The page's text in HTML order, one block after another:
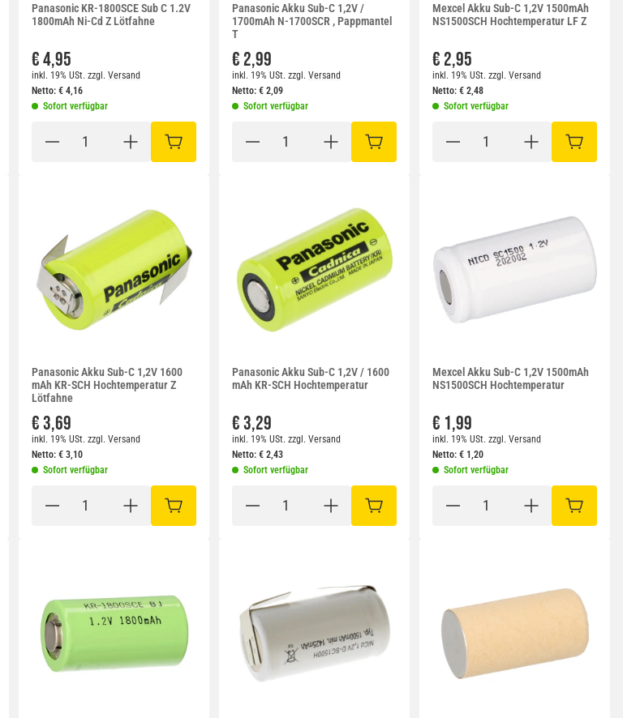
WARENKORB
Panasonic KR-1800SCE Sub C 1.2V
1800mAh Ni-Cd Z Lötfahne
€ 4,95
inkl. 19% USt. zzgl. Versand
Netto: € 4,16
Sofort verfügbar
IN DEN WARENKORB
Panasonic Akku Sub-C 1,2V /
1700mAh N-1700SCR , Pappmantel
T
€ 2,99
inkl. 19% USt. zzgl. Versand
Netto: € 2,09
Sofort verfügbar
IN DEN WARENKORB
Mexcel Akku Sub-C 1,2V 1500mAh
NS1500SCH Hochtemperatur LF Z
€ 2,95
inkl. 19% USt. zzgl. Versand
Netto: € 2,48
Sofort verfügbar
IN DEN
WARENKORB
Panasonic Akku Sub-C 1,2V 1600
mAh KR-SCH Hochtemperatur Z
Lötfahne
€ 3,69
inkl. 19% USt. zzgl. Versand
Netto: € 3,10
Sofort verfügbar
IN DEN WARENKORB
Panasonic Akku Sub-C 1,2V / 1600
mAh KR-SCH Hochtemperatur
€ 3,29
inkl. 19% USt. zzgl. Versand
Netto: € 2,43
Sofort verfügbar
IN DEN WARENKORB
Mexcel Akku Sub-C 1,2V 1500mAh
NS1500SCH Hochtemperatur
€ 1,99
inkl. 19% USt. zzgl. Versand
Netto: € 1,20
Sofort verfügbar
IN DEN